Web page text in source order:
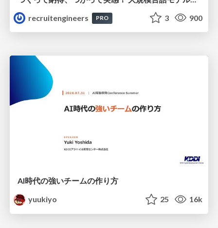
recruitengineers
PRO 3 900
AI時代の強いチームの作り方
yuukiyo
25 16k